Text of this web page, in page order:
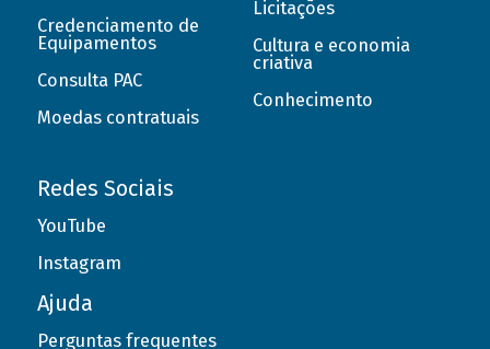
Credenciamento de
Equipamentos
Consulta PAC
Moedas contratuais
Licitações
Cultura e economia
criativa
Conhecimento
Redes Sociais
YouTube
Instagram
Ajuda
Perguntas frequentes